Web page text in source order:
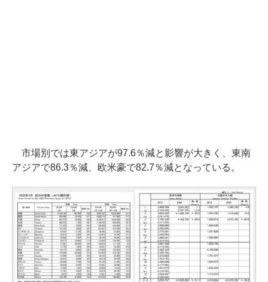
市場別では東アジアが97.6％減と影響が大きく、東南
アジアで86.3％減、欧米豪で82.7％減となっている。